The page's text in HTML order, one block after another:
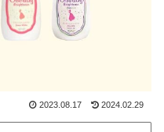
2023.08.17 2024.02.29